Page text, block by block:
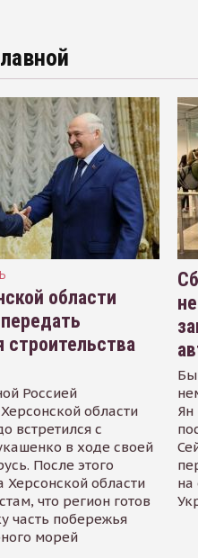
области
строительства
Россией
области
встретился с
в ходе своей
После этого
Херсонской области
что регион готов
часть побережья
морей
Ян
на